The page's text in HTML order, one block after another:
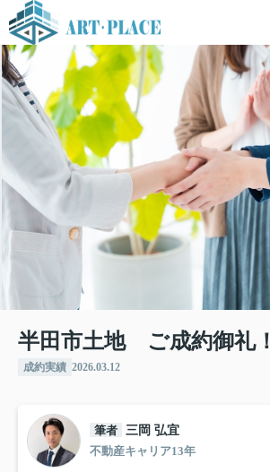
半田市土地 ご成約御礼！
成約実績 2026.03.12
筆者 三岡 弘宜
不動産キャリア13年